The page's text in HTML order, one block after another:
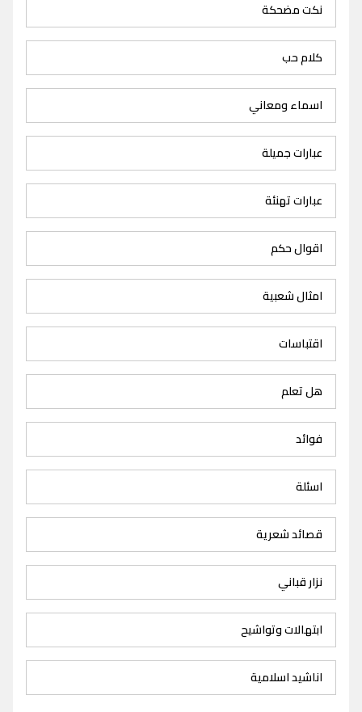
نكت مضحكة
كلام حب
اسماء ومعاني
عبارات جميلة
عبارات تهنئة
اقوال حكم
امثال شعبية
اقتباسات
هل تعلم
فوائد
اسئلة
قصائد شعرية
نزار قباني
ابتهالات وتواشيح
اناشيد اسلامية